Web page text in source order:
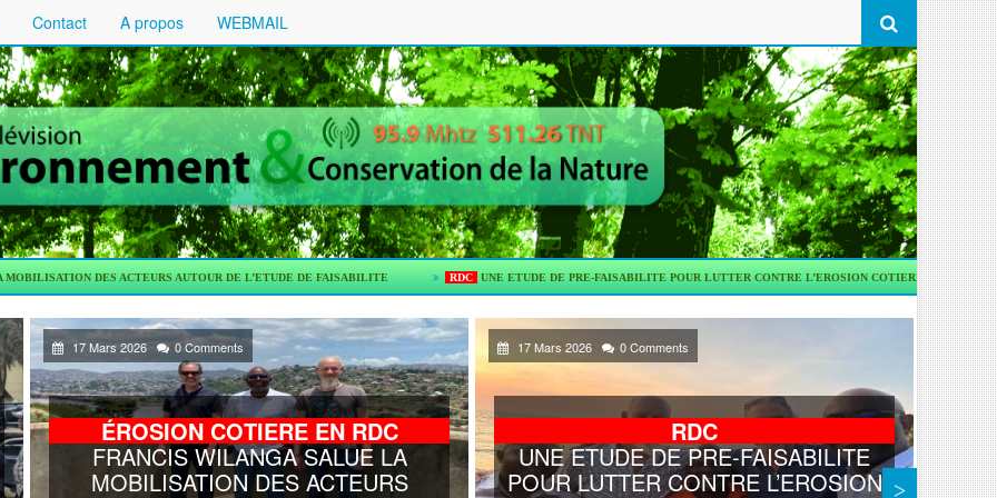
Contact A propos WEBMAIL
ACTEURS AUTOUR DE L’ETUDE DE FAISABILITE RDC UNE ETUDE DE PRE-FAISABILITE POUR LUTTER CONTRE L’EROSION COTIERE TRANSPORT
17 Mars 2026 0 Comments
ÉROSION COTIERE EN RDC
FRANCIS WILANGA SALUE LA
MOBILISATION DES ACTEURS
17 Mars 2026 0 Comments
RDC
UNE ETUDE DE PRE-FAISABILITE
POUR LUTTER CONTRE L’EROSION
03